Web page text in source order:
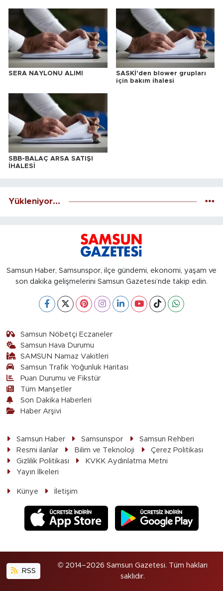
SERA NAYLONU ALIMI
SASKİ'den blower grupları
için bakım ihalesi
SBB-BALAÇ ARSA SATIŞI
İHALESİ
Yükleniyor...
Samsun Haber, Samsunspor, ilçe gündemi, ekonomi, yaşam ve
son dakika gelişmelerini Samsun Gazetesi’nde takip edin.
Samsun Nöbetçi Eczaneler
Samsun Hava Durumu
SAMSUN Namaz Vakitleri
Samsun Trafik Yoğunluk Haritası
Puan Durumu ve Fikstür
Tüm Manşetler
Son Dakika Haberleri
Haber Arşivi
Samsun Haber Samsunspor
Samsun Rehberi
Resmi ilanlar
Bilim ve Teknoloji
Çerez Politikası
Gizlilik Politikası
KVKK Aydınlatma Metni
Yayın İlkeleri
Künye İletişim
RSS
© 2014–2026 Samsun Gazetesi. Tüm hakları
saklıdır.